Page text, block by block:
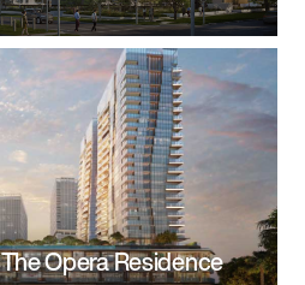
Opera Residence